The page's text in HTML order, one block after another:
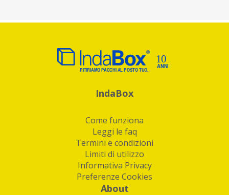
IndaBox
Come funziona
Leggi le faq
Termini e condizioni
Limiti di utilizzo
Informativa Privacy
Preferenze Cookies
About